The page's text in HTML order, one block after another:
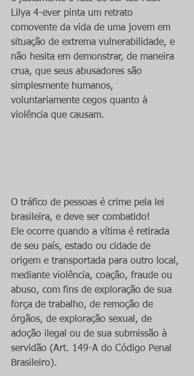
Lilya 4-ever pinta um retrato
comovente da vida de uma jovem em
situação de extrema vulnerabilidade, e
não hesita em demonstrar, de maneira
crua, que seus abusadores são
simplesmente humanos,
voluntariamente cegos quanto à
violência que causam.
O tráfico de pessoas é crime pela lei
brasileira, e deve ser combatido!
Ele ocorre quando a vítima é retirada
de seu país, estado ou cidade de
origem e transportada para outro local,
mediante violência, coação, fraude ou
abuso, com fins de exploração de sua
força de trabalho, de remoção de
órgãos, de exploração sexual, de
adoção ilegal ou de sua submissão à
servidão (Art. 149-A do Código Penal
Brasileiro).